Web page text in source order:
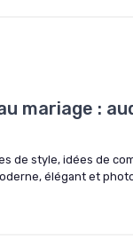
mariage :
de style, idées de
élégant et